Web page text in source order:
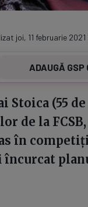
joi, 11 februarie 2021
ADAUGĂ
(55 de
de la
în